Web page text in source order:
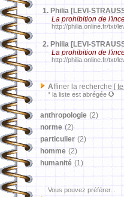
1. Philia [LEVI-
La prohibition de
http://philia.online.fr/txt/
2. Philia [LEVI-
La prohibition de
http://philia.online.fr/txt/
Affiner la recherche [
* la liste est abrégée
anthropologie (2)
norme (2)
particulier (2)
homme (2)
humanité (1)
Vous pouvez préférer...